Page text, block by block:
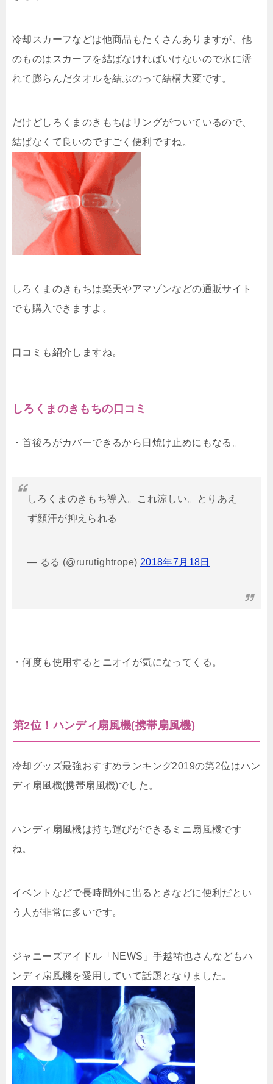
冷却スカーフなどは他商品もたくさんありますが、他
のものはスカーフを結ばなければいけないので水に濡
れて膨らんだタオルを結ぶのって結構大変です。
だけどしろくまのきもちはリングがついているので、
結ばなくて良いのですごく便利ですね。
しろくまのきもちは楽天やアマゾンなどの通販サイト
でも購入できますよ。
口コミも紹介しますね。
しろくまのきもちの口コミ
・首後ろがカバーできるから日焼け止めにもなる。
しろくまのきもち導入。これ涼しい。とりあえ
ず顔汗が抑えられる
— るる (@rurutightrope) 2018年7月18日
・何度も使用するとニオイが気になってくる。
第2位！ハンディ扇風機(携帯扇風機)
冷却グッズ最強おすすめランキング2019の第2位はハン
ディ扇風機(携帯扇風機)でした。
ハンディ扇風機は持ち運びができるミニ扇風機です
ね。
イベントなどで長時間外に出るときなどに便利だとい
う人が非常に多いです。
ジャニーズアイドル「NEWS」手越祐也さんなどもハ
ンディ扇風機を愛用していて話題となりました。